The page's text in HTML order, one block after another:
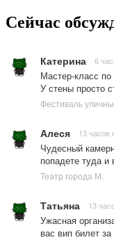
Сейчас
Катерина 6
Мастер-класс
У стены просто
Фестиваль
Алеся 13 часов
Чудесный
попадете туда и
Театр города М.
Татьяна 13
Ужасная
вас вип билет